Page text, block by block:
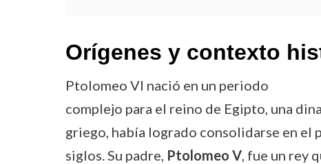
Orígenes y contexto
Ptolomeo VI nació en un periodo
complejo para el reino de Egipto, una
griego, había logrado consolidarse en el
siglos. Su padre, Ptolomeo V, fue un rey